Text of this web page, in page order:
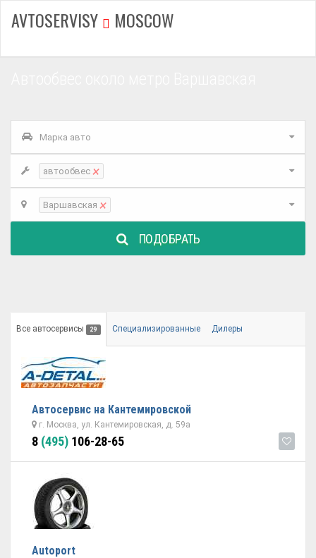
AVTOSERVISY MOSCOW
Марка авто
автообвес ×
Варшавская ×
ПОДОБРАТЬ
Все автосервисы 29 Специализированные Дилеры
Автосервис на Кантемировской
г. Москва, ул. Кантемировская, д. 59а
8 (495) 106-28-65
Autoport